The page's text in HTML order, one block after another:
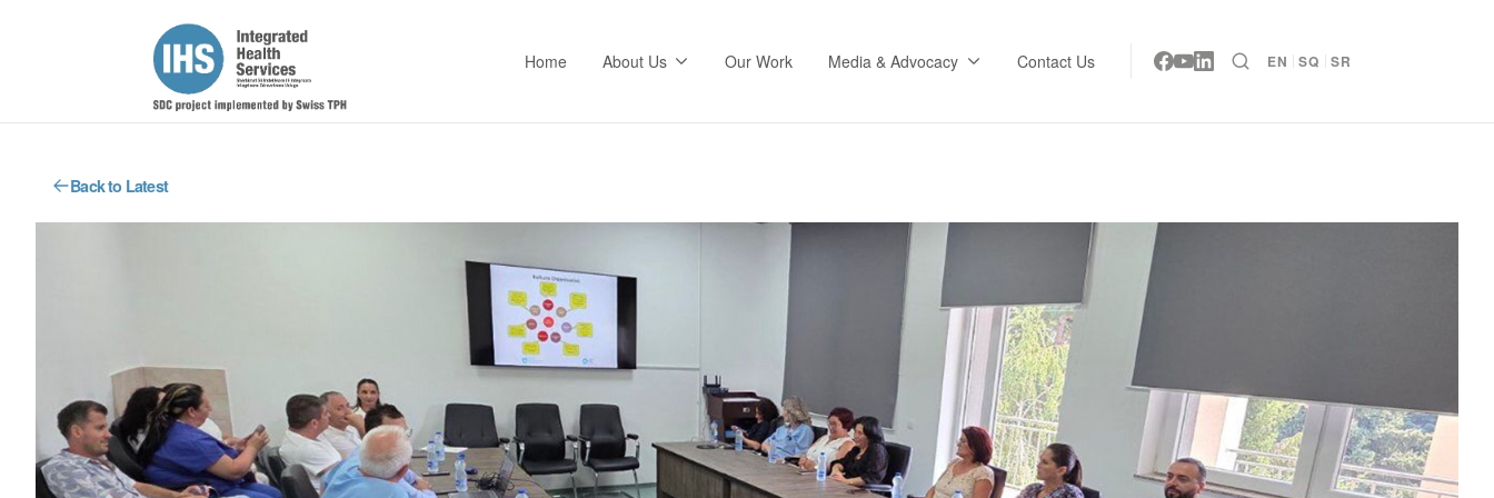
Home About Us Our Work Media & Advocacy Contact Us EN SQ SR
Back to Latest